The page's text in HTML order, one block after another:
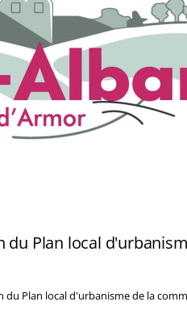
du Plan local
Plan local d'urbanisme de la